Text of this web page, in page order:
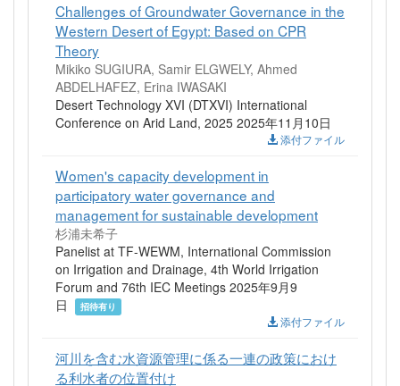
Challenges of Groundwater Governance in the
Western Desert of Egypt: Based on CPR
Theory
Mikiko SUGIURA, Samir ELGWELY, Ahmed
ABDELHAFEZ, Erina IWASAKI
Desert Technology XVI (DTXVI) International
Conference on Arid Land, 2025 2025年11月10日
添付ファイル
Women's capacity development in
participatory water governance and
management for sustainable development
杉浦未希子
Panelist at TF-WEWM, International Commission
on Irrigation and Drainage, 4th World Irrigation
Forum and 76th IEC Meetings 2025年9月9
日
招待有り
添付ファイル
河川を含む水資源管理に係る一連の政策におけ
る利水者の位置付け